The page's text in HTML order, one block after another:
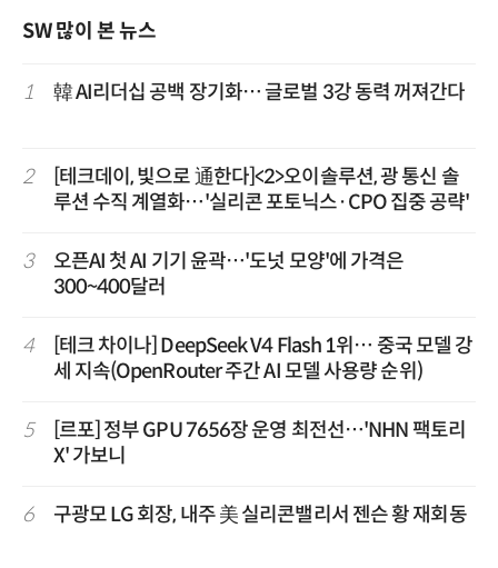
SW 많이 본 뉴스
1 韓 AI리더십 공백 장기화… 글로벌 3강 동력 꺼져간다
2
[테크데이, 빛으로 通한다]<2>오이솔루션, 광 통신 솔
루션 수직 계열화…'실리콘 포토닉스·CPO 집중 공략'
3
오픈AI 첫 AI 기기 윤곽…'도넛 모양'에 가격은
300~400달러
4
[테크 차이나] DeepSeek V4 Flash 1위… 중국 모델 강
세 지속(OpenRouter 주간 AI 모델 사용량 순위)
5
[르포] 정부 GPU 7656장 운영 최전선…'NHN 팩토리
X' 가보니
6 구광모 LG 회장, 내주 美 실리콘밸리서 젠슨 황 재회동